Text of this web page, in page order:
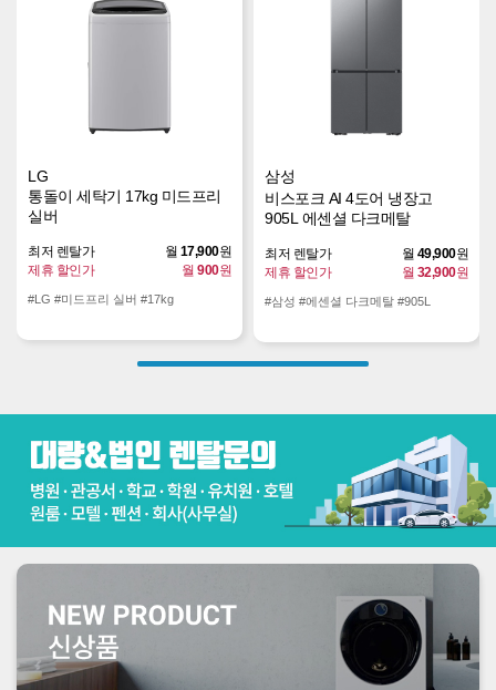
LG
통돌이 세탁기 17kg 미드프리
실버
최저 렌탈가 월 17,900원
제휴 할인가
월 900원
#LG #미드프리 실버 #17kg
삼성
비스포크 AI 4도어 냉장고
905L 에센셜 다크메탈
최저 렌탈가 월 49,900원
제휴 할인가
월 32,900원
#삼성 #에센셜 다크메탈 #905L